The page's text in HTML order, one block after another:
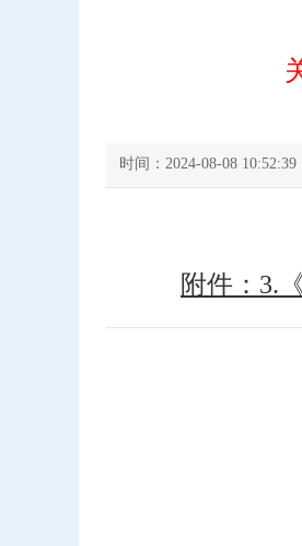
时间：2024-08-08 10:52:39
附件：3.